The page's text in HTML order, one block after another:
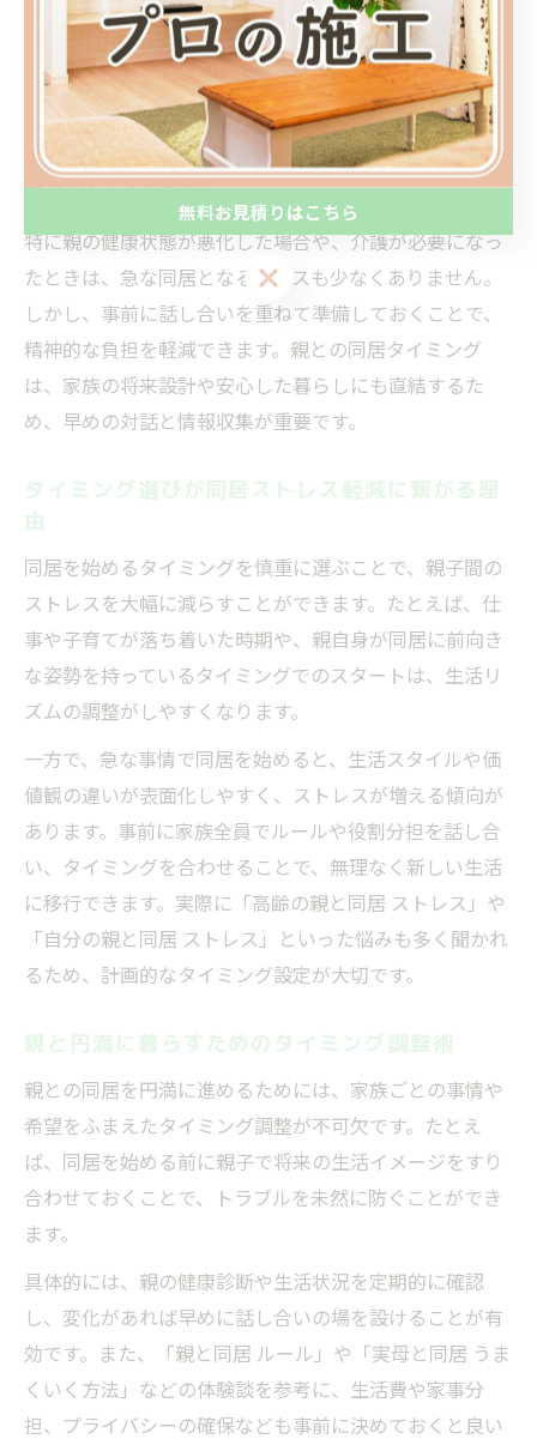
親との同居を始めるタイミングは、家族全体の生活に大
きな影響を与えます。たとえば、子どもの進学や親の退
職、健康状態の変化など、ライフステージの節目ごとに
同居を検討する家庭が多く見受けられます。こうしたタ
イミングを見極めることで、生活リズムや家族関係の調
整がしやすくなります。
特に親の健康状態が悪化した場合や、介護が必要になっ
たときは、急な同居となるケースも少なくありません。
しかし、事前に話し合いを重ねて準備しておくことで、
精神的な負担を軽減できます。親との同居タイミング
は、家族の将来設計や安心した暮らしにも直結するた
め、早めの対話と情報収集が重要です。
タイミング選びが同居ストレス軽減に繋がる理
由
同居を始めるタイミングを慎重に選ぶことで、親子間の
ストレスを大幅に減らすことができます。たとえば、仕
事や子育てが落ち着いた時期や、親自身が同居に前向き
な姿勢を持っているタイミングでのスタートは、生活リ
ズムの調整がしやすくなります。
一方で、急な事情で同居を始めると、生活スタイルや価
値観の違いが表面化しやすく、ストレスが増える傾向が
あります。事前に家族全員でルールや役割分担を話し合
い、タイミングを合わせることで、無理なく新しい生活
に移行できます。実際に「高齢の親と同居 ストレス」や
「自分の親と同居 ストレス」といった悩みも多く聞かれ
るため、計画的なタイミング設定が大切です。
親と円満に暮らすためのタイミング調整術
親との同居を円満に進めるためには、家族ごとの事情や
希望をふまえたタイミング調整が不可欠です。たとえ
ば、同居を始める前に親子で将来の生活イメージをすり
合わせておくことで、トラブルを未然に防ぐことができ
ます。
具体的には、親の健康診断や生活状況を定期的に確認
し、変化があれば早めに話し合いの場を設けることが有
効です。また、「親と同居 ルール」や「実母と同居 うま
くいく方法」などの体験談を参考に、生活費や家事分
担、プライバシーの確保なども事前に決めておくと良い
無料お見積りはこちら
無料お見積りはこちら